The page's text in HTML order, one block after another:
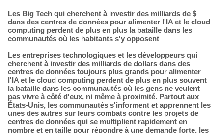
Les Big Tech qui cherchent à investir des milliards de $
dans des centres de données pour alimenter l'IA et le cloud
computing perdent de plus en plus la bataille dans les
communautés où les habitants s'y opposent
Les entreprises technologiques et les développeurs qui
cherchent à investir des milliards de dollars dans des
centres de données toujours plus grands pour alimenter
l'IA et le cloud computing perdent de plus en plus souvent
la bataille dans les communautés où les gens ne veulent
pas vivre à côté d'eux, ni même à proximité. Partout aux
États-Unis, les communautés s'informent et apprennent les
unes des autres sur leurs combats contre les projets de
centres de données qui se multiplient rapidement en
nombre et en taille pour répondre à une demande forte, les